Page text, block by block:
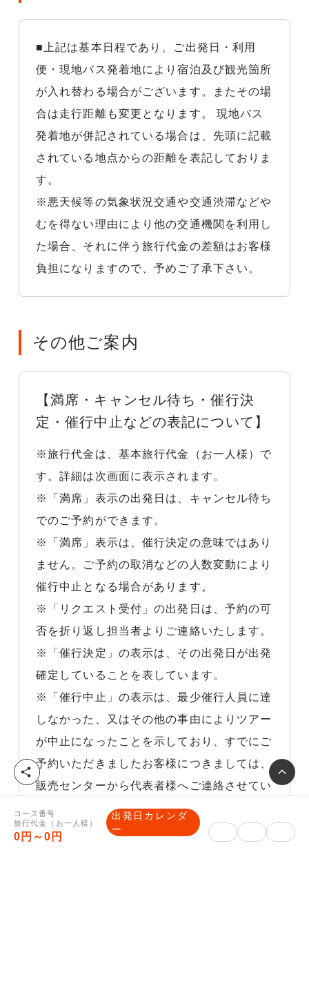
■上記は基本日程であり、ご出発日・利用
便・現地バス発着地により宿泊及び観光箇所
が入れ替わる場合がございます。またその場
合は走行距離も変更となります。 現地バス
発着地が併記されている場合は、先頭に記載
されている地点からの距離を表記しておりま
す。
※悪天候等の気象状況交通や交通渋滞などや
むを得ない理由により他の交通機関を利用し
た場合、それに伴う旅行代金の差額はお客様
負担になりますので、予めご了承下さい。
その他ご案内
【満席・キャンセル待ち・催行決
定・催行中止などの表記について】
※旅行代金は、基本旅行代金（お一人様）で
す。詳細は次画面に表示されます。
※「満席」表示の出発日は、キャンセル待ち
でのご予約ができます。
※「満席」表示は、催行決定の意味ではあり
ません。ご予約の取消などの人数変動により
催行中止となる場合があります。
※「リクエスト受付」の出発日は、予約の可
否を折り返し担当者よりご連絡いたします。
※「催行決定」の表示は、その出発日が出発
確定していることを表しています。
※「催行中止」の表示は、最少催行人員に達
しなかった、又はその他の事由によりツアー
が中止になったことを示しており、すでにご
予約いただきましたお客様につきましては、
販売センターから代表者様へご連絡させてい
ただきますので、
しばらくお待ち下さい。
コース番号
旅行代金（お一人様）
0円～0円
出発日カレンダ
ー
シ
ェ
ア